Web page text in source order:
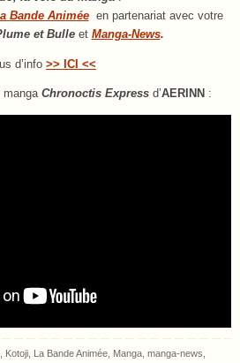
Bande Animée
en partenariat avec votre
et Bulleet Manga-News.
d’info >> ICI <<
manga Chronoctis Express d’AERINN :
Kotoji, La Bande Animée, Manga, manga-news